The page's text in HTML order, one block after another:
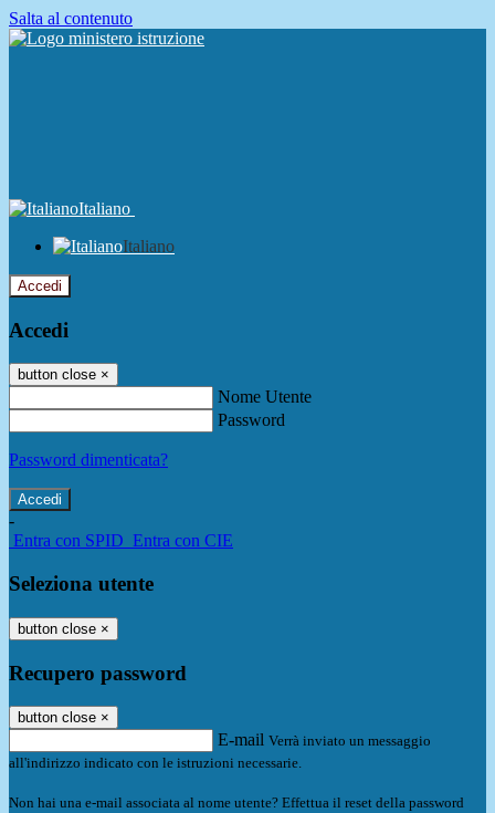
Salta al contenuto
Italiano
Italiano
Accedi
Accedi
button close ×
Nome Utente
Password
Password dimenticata?
-
Entra con SPID Entra con CIE
Seleziona utente
button close ×
Recupero password
button close ×
E-mail Verrà inviato un messaggio
all'indirizzo indicato con le istruzioni necessarie.
Non hai una e-mail associata al nome utente? Effettua il reset della password